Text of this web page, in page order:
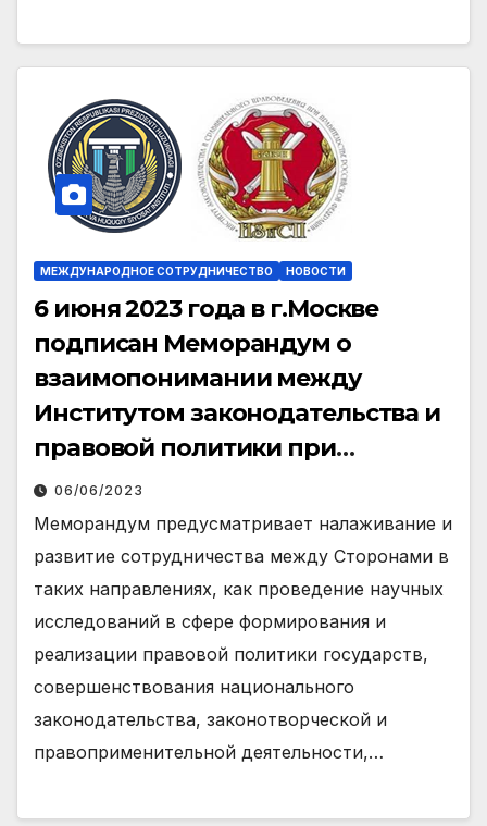
МЕЖДУНАРОДНОЕ СОТРУДНИЧЕСТВО НОВОСТИ
6 июня 2023 года в г.Москве
подписан Меморандум о
взаимопонимании между
Институтом законодательства и
правовой политики при
Президенте Республики
Узбекистан и Институтом
законодательства и
сравнительного правоведения
при Президенте Российской
Федерации.
06/06/2023
Меморандум предусматривает налаживание и
развитие сотрудничества между Сторонами в
таких направлениях, как проведение научных
исследований в сфере формирования и
реализации правовой политики государств,
совершенствования национального
законодательства, законотворческой и
правоприменительной деятельности,…